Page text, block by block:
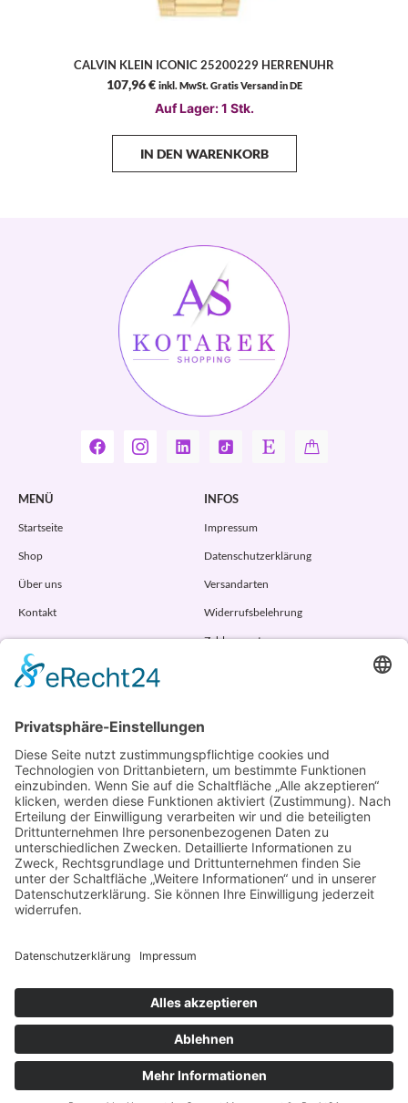
CALVIN KLEIN ICONIC 25200229 HERRENUHR
107,96€ inkl. MwSt. Gratis Versand in DE
Auf Lager: 1 Stk.
IN DEN WARENKORB
MENÜ
Startseite
Shop
Über uns
Kontakt
INFOS
Impressum
Datenschutzerklärung
Versandarten
Widerrufsbelehrung
Zahlungsarten
Randstr. 28
47804 Krefeld
+49 176 58266120
+49 176 58266120
+48 609 953 066
info@kotarek.com
Verpackungsregister LUCID: DE2926643562464